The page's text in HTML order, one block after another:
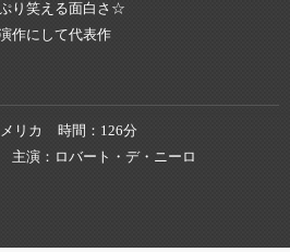
り笑える面白さ☆
作にして代表作
リカ 時間
126分
主演 ロバート・デ・ニーロ